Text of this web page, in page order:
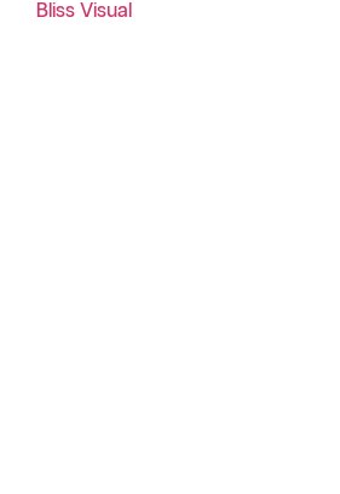
Bliss Visual